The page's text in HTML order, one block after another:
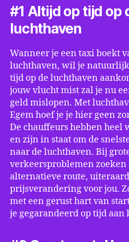
#1 Altijd op tijd op
luchthaven
Wanneer je een taxi boekt
luchthaven, wil je
tijd op de luchthaven
jouw vlucht mist zal je nu
geld mislopen. Met
Egem hoef je je hier geen
De chauffeurs hebben heel
en zijn in staat om de
naar de luchthaven. Bij
verkeersproblemen zoeken
alternatieve route,
prijsverandering voor jou.
met een gerust hart van
je gegarandeerd op tijd aan